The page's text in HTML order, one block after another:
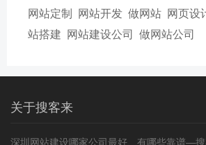
网站定制
网站开发 做网站 网页设
站搭建
网站建设公司 做网站公司
关于搜客来
深圳网站建设哪家公司最好、有哪些靠谱—